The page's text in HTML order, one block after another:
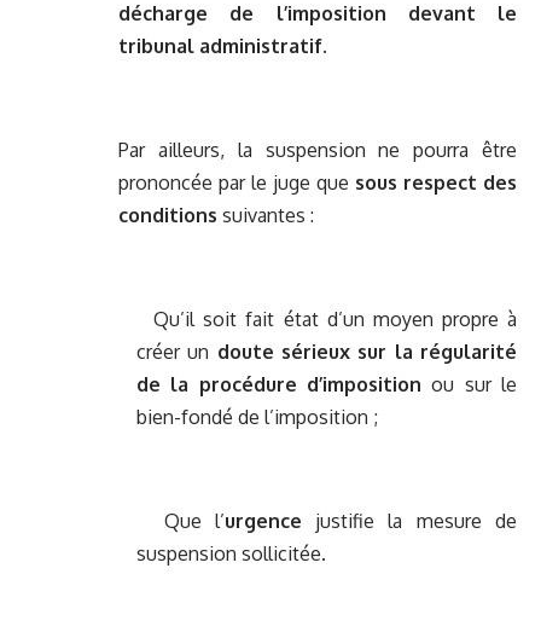
décharge de l’imposition devant le
tribunal administratif.
Par ailleurs, la suspension ne pourra être
prononcée par le juge que sous respect des
conditions suivantes :
Qu’il soit fait état d’un moyen propre à
créer un doute sérieux sur la régularité
de la procédure d’imposition ou sur le
bien-fondé de l’imposition ;
Que l’urgence justifie la mesure de
suspension sollicitée.